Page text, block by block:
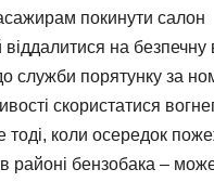
покинути салон
на безпечну
служби порятунку за
скористатися
тоді, коли осередок
районі бензобака –